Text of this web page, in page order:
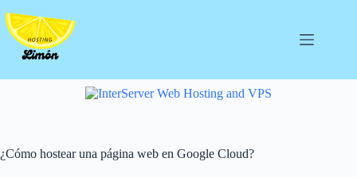
al
contenido
¿Cómo hostear una página web en Google Cloud?